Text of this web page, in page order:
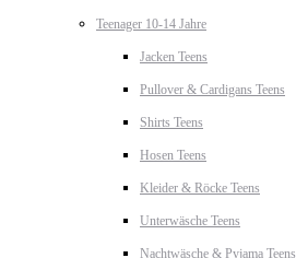
Teenager 10-14 Jahre
Jacken Teens
Pullover & Cardigans Teens
Shirts Teens
Hosen Teens
Kleider & Röcke Teens
Unterwäsche Teens
Nachtwäsche & Pyjama Teens